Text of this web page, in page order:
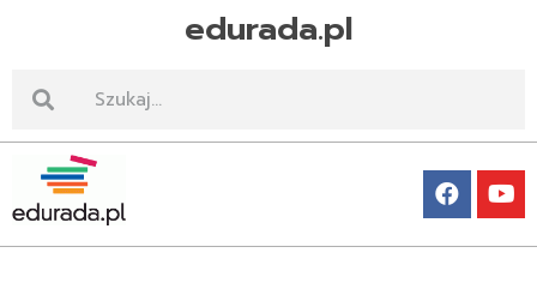
edurada.pl
Edurada.pl